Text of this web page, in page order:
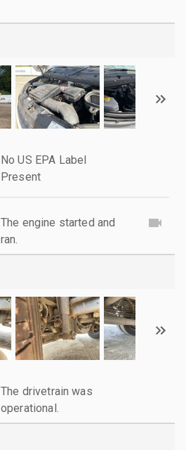
No US EPA Label
Present
The engine started and
ran.
The drivetrain was
operational.